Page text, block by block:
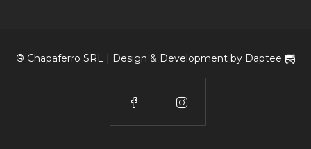
® Chapaferro SRL | Design & Development by Daptee